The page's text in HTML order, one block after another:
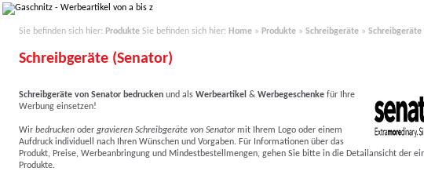
Sie befinden sich hier: ProdukteSie befinden sich hier: Home» Produkte» Schreibgeräte» Schreibgeräte
Schreibgeräte (Senator)
Schreibgeräte von Senator bedruckenund als Werbeartikel & Werbegeschenkefür Ihre
Werbung einsetzen!
Wir bedrucken oder gravieren Schreibgeräte von Senatormit Ihrem Logo oder einem
Aufdruck individuell nach Ihren Wünschen und Vorgaben. Für Informationen über das
Produkt, Preise, Werbeanbringung und Mindestbestellmengen, gehen Sie bitte in die Detailansicht der
Produkte.